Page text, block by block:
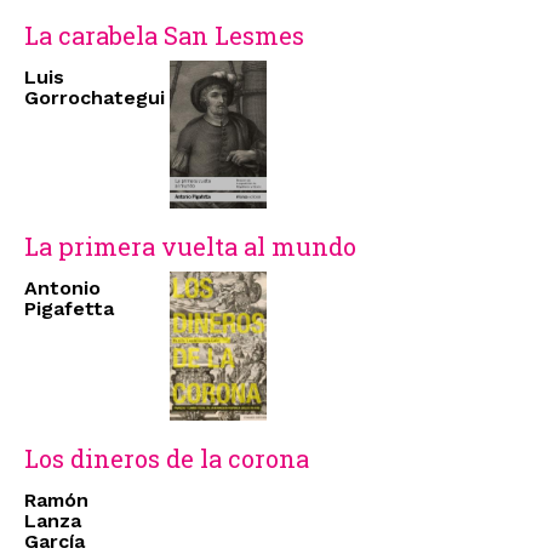
La carabela San Lesmes
Luis
Gorrochategui
La primera vuelta al mundo
Antonio
Pigafetta
Los dineros de la corona
Ramón
Lanza
García